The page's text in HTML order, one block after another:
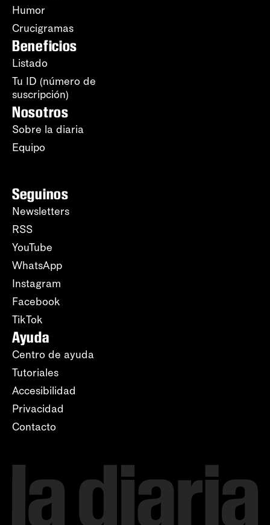
Humor
Crucigramas
Beneficios
Listado
Tu ID (número de
suscripción)
Nosotros
Sobre la diaria
Equipo
Seguinos
Newsletters
RSS
YouTube
WhatsApp
Instagram
Facebook
TikTok
Ayuda
Centro de ayuda
Tutoriales
Accesibilidad
Privacidad
Contacto